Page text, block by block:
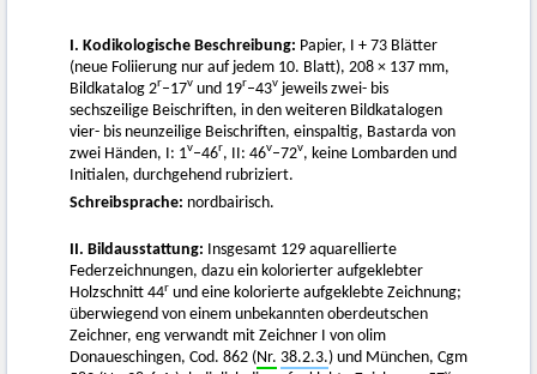
I. Kodikologische Beschreibung: Papier, I + 73 Blätter
(neue Foliierung nur auf jedem 10. Blatt), 208 × 137 mm,
Bildkatalog 2r–17v und 19r–43v jeweils zwei- bis
sechszeilige Beischriften, in den weiteren Bildkatalogen
vier- bis neunzeilige Beischriften, einspaltig, Bastarda von
zwei Händen, I: 1v–46r, II: 46v–72v, keine Lombarden und
Initialen, durchgehend rubriziert.
Schreibsprache: nordbairisch.
II. Bildausstattung: Insgesamt 129 aquarellierte
Federzeichnungen, dazu ein kolorierter aufgeklebter
Holzschnitt 44r und eine kolorierte aufgeklebte Zeichnung;
überwiegend von einem unbekannten oberdeutschen
Zeichner, eng verwandt mit Zeichner I von olim
Donaueschingen, Cod. 862 (Nr. 38.2.3.) und München, Cgm